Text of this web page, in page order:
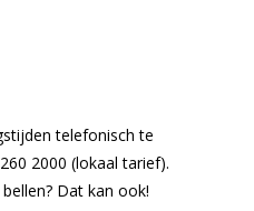
telefonisch te
2000 (lokaal tarief).
Dat kan ook!